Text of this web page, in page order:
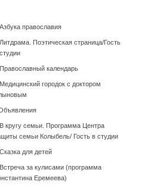
православия
Поэтическая страница/Гость
календарь
городок с доктором
кругу семьи. Программа Центра
семьи Колыбель/ Гость в студии
для детей
за кулисами (программа
Еремеева)